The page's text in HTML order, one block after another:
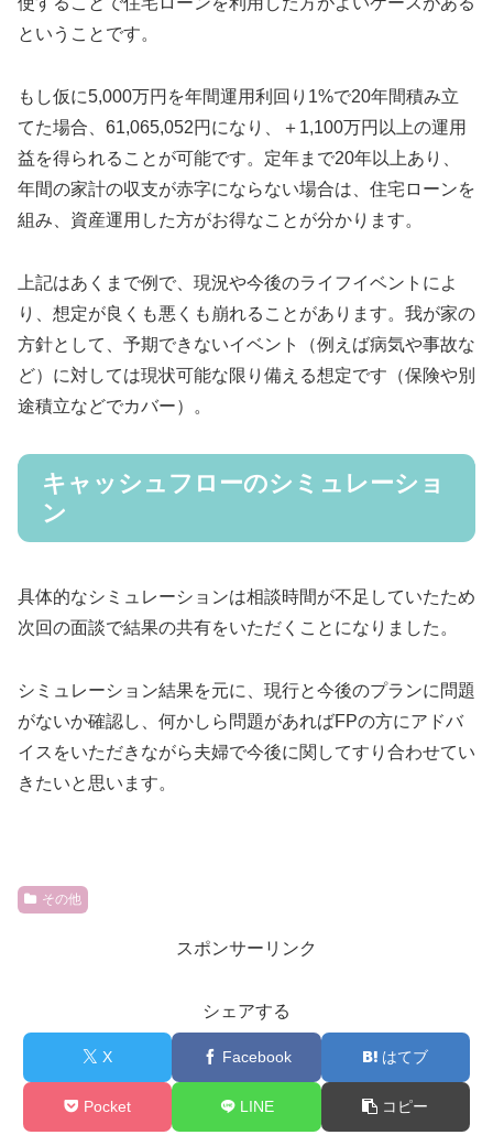
ということです。
もし仮に5,000万円を年間運用利回り1%で20年間積み立
てた場合、61,065,052円になり、＋1,100万円以上の運用
益を得られることが可能です。定年まで20年以上あり、
年間の家計の収支が赤字にならない場合は、住宅ローンを
組み、資産運用した方がお得なことが分かります。
上記はあくまで例で、現況や今後のライフイベントによ
り、想定が良くも悪くも崩れることがあります。我が家の
方針として、予期できないイベント（例えば病気や事故な
ど）に対しては現状可能な限り備える想定です（保険や別
途積立などでカバー）。
キャッシュフローのシミュレーショ
ン
具体的なシミュレーションは相談時間が不足していたため
次回の面談で結果の共有をいただくことになりました。
シミュレーション結果を元に、現行と今後のプランに問題
がないか確認し、何かしら問題があればFPの方にアドバ
イスをいただきながら夫婦で今後に関してすり合わせてい
きたいと思います。
その他
スポンサーリンク
シェアする
X Facebook はてブ
Pocket LINE コピー